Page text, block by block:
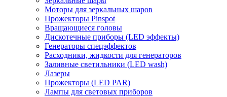
Моторы для зеркальных шаров
Прожекторы Pinspot
Вращающиеся головы
Дискотечные приборы (LED эффекты)
Генераторы спецэффектов
Расходники, жидкости для генераторов
Заливные светильники (LED wash)
Лазеры
Прожекторы (LED PAR)
Лампы для световых приборов